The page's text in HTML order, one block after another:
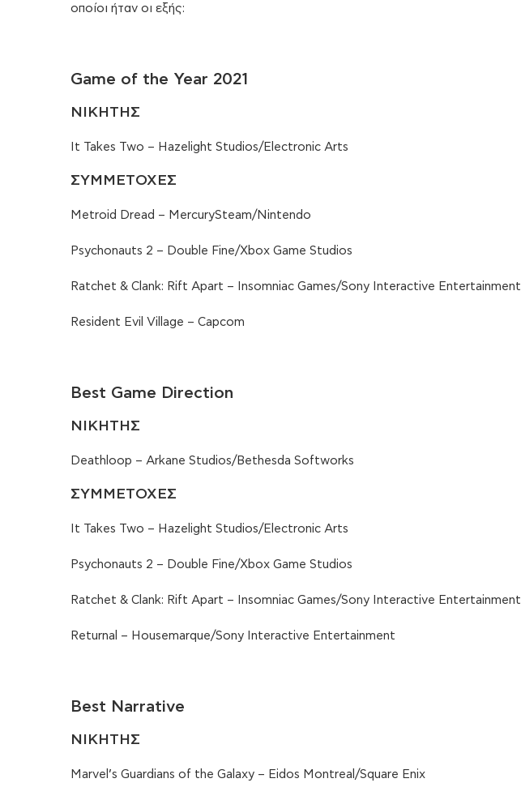
οποίοι ήταν οι εξής:
Game of the Year 2021
ΝΙΚΗΤΗΣ
It Takes Two – Hazelight Studios/Electronic Arts
ΣΥΜΜΕΤΟΧΕΣ
Metroid Dread – MercurySteam/Nintendo
Psychonauts 2 – Double Fine/Xbox Game Studios
Ratchet & Clank: Rift Apart – Insomniac Games/Sony Interactive Entertainment
Resident Evil Village – Capcom
Best Game Direction
ΝΙΚΗΤΗΣ
Deathloop – Arkane Studios/Bethesda Softworks
ΣΥΜΜΕΤΟΧΕΣ
It Takes Two – Hazelight Studios/Electronic Arts
Psychonauts 2 – Double Fine/Xbox Game Studios
Ratchet & Clank: Rift Apart – Insomniac Games/Sony Interactive Entertainment
Returnal – Housemarque/Sony Interactive Entertainment
Best Narrative
ΝΙΚΗΤΗΣ
Marvel’s Guardians of the Galaxy – Eidos Montreal/Square Enix